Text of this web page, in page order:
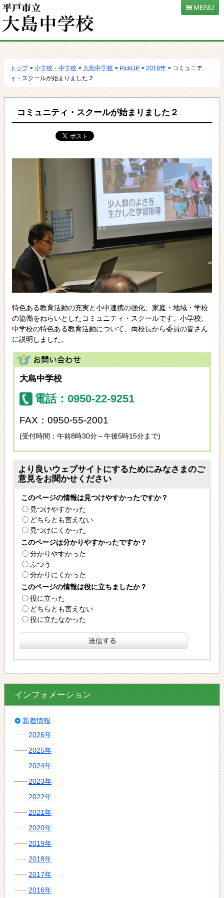
動
MENU
トップ> 小学校・中学校 > 大島中学校 > PickUP > 2019年 > コミュニテ
ィ・スクールが始まりました２
コミュニティ・スクールが始まりました２
特色ある教育活動の充実と小中連携の強化、家庭・地域・学校
の協働をねらいとしたコミュニティ・スクールです。小学校、
中学校の特色ある教育活動について、両校長から委員の皆さん
に説明しました。
大島中学校
電話：0950-22-9251
FAX：0950-55-2001
(受付時間：午前8時30分～午後5時15分まで)
より良いウェブサイトにするためにみなさまのご
意見をお聞かせください
このページの情報は見つけやすかったですか？
見つけやすかった
どちらとも言えない
見つけにくかった
このページは分かりやすかったですか？
分かりやすかった
ふつう
分かりにくかった
このページの情報は役に立ちましたか？
役に立った
どちらとも言えない
役に立たなかった
インフォメーション
新着情報
2026年
2025年
2024年
2023年
2022年
2021年
2020年
2019年
2018年
2017年
2016年